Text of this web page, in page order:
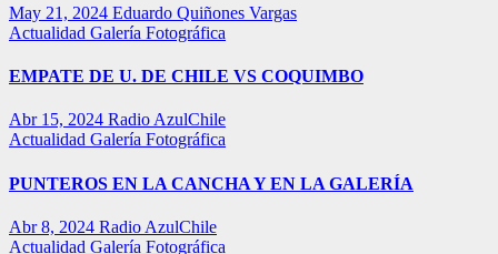
May 21, 2024 Eduardo Quiñones Vargas
Actualidad Galería Fotográfica
EMPATE DE U. DE CHILE VS COQUIMBO
Abr 15, 2024 Radio AzulChile
Actualidad Galería Fotográfica
PUNTEROS EN LA CANCHA Y EN LA GALERÍA
Abr 8, 2024 Radio AzulChile
Actualidad Galería Fotográfica